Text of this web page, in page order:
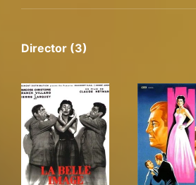
Director (3)